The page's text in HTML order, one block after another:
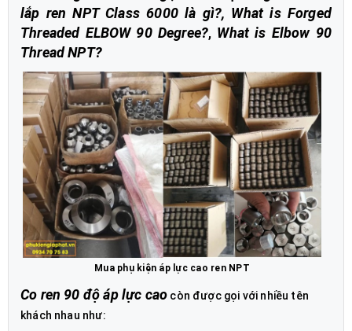
lắp ren NPT Class 6000 là gì?, What is Forged
Threaded ELBOW 90 Degree?, What is Elbow 90
Thread NPT?
Mua phụ kiện áp lực cao ren NPT
Co ren 90 độ áp lực cao còn được gọi với nhiều tên
khách nhau như: